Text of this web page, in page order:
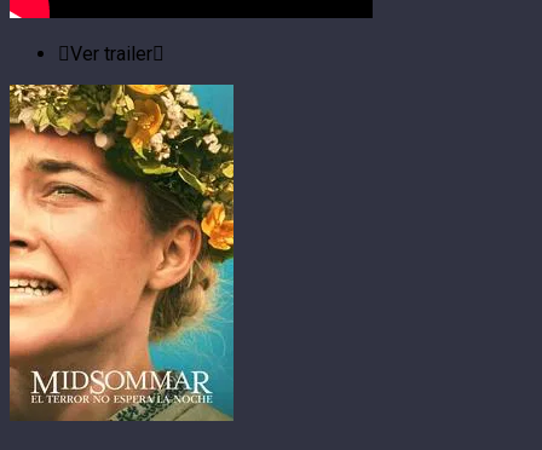
Ver trailer